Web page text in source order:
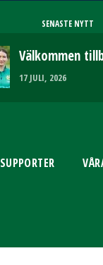
SENASTE NYTT
Välkommen
17 JULI, 2026
SUPPORTER